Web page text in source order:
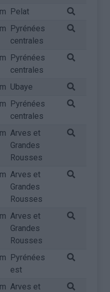
Pelat
Pyrénées
centrales
Pyrénées
centrales
Ubaye
Pyrénées
centrales
Arves et
Grandes
Rousses
Arves et
Grandes
Rousses
Arves et
Grandes
Rousses
Pyrénées
est
Arves et